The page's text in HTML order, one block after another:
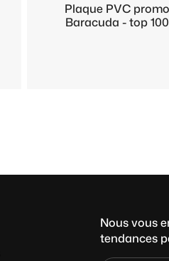
Plaque PVC
Baracuda - top
Nous vous
tendances